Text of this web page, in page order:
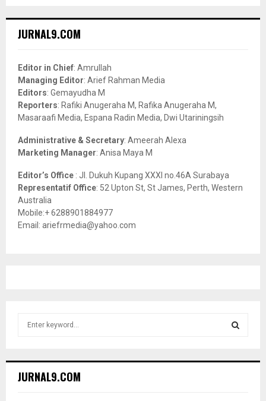
h
o
r
:
JURNAL9.COM
Editor in Chief: Amrullah
Managing Editor: Arief Rahman Media
Editors: Gemayudha M
Reporters: Rafiki Anugeraha M, Rafika Anugeraha M,
Masaraafi Media, Espana Radin Media, Dwi Utariningsih
Administrative & Secretary: Ameerah Alexa
Marketing Manager: Anisa Maya M
Editor’s Office : Jl. Dukuh Kupang XXXI no.46A Surabaya
Representatif Office: 52 Upton St, St James, Perth, Western
Australia
Mobile:+ 6288901884977
Email: ariefrmedia@yahoo.com
h
JURNAL9.COM